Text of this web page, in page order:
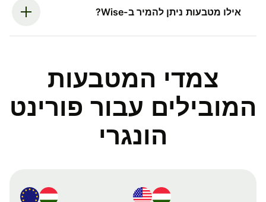
אילו מטבעות ניתן להמיר ב-Wise?
צמדי המטבעות
המובילים עבור פורינט
הונגרי